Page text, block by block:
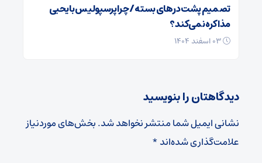
تصمیم پشت در‌های بسته / چرا پرسپولیس با یحیی
مذاکره نمی‌کند؟
دیدگاهتان را بنویسید
نشانی ایمیل شما منتشر نخواهد شد.بخش‌های موردنیاز
علامت‌گذاری شده‌اند*